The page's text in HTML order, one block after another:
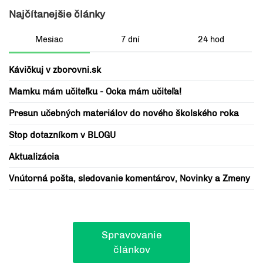
Najčítanejšie články
Mesiac 7 dní 24 hod
Kávičkuj v zborovni.sk
Mamku mám učiteľku - Ocka mám učiteľa!
Presun učebných materiálov do nového školského roka
Stop dotazníkom v BLOGU
Aktualizácia
Vnútorná pošta, sledovanie komentárov, Novinky a Zmeny
Spravovanie
článkov